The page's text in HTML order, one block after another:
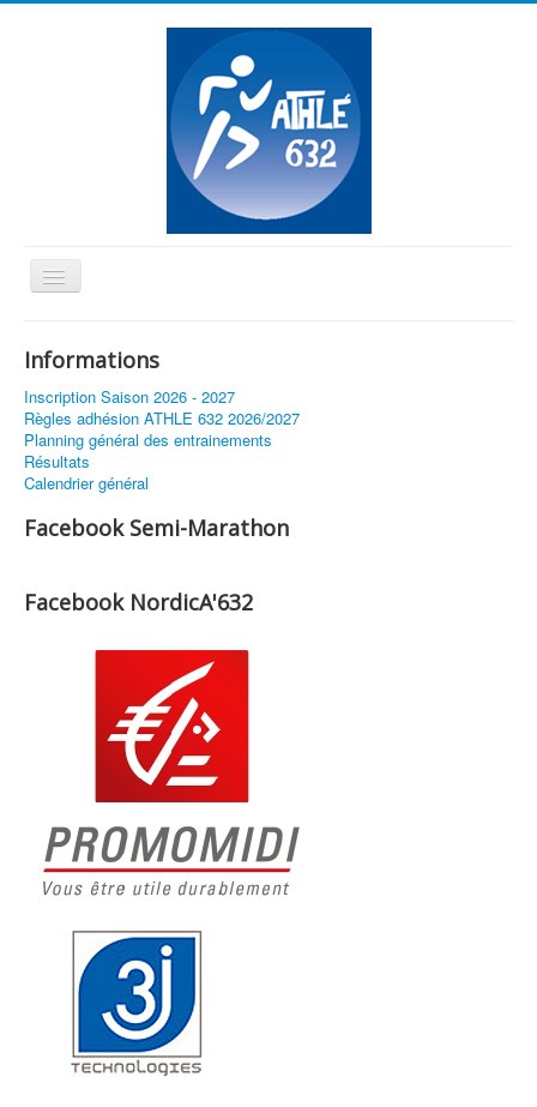
Basculer
la
Vous êtes ici :
Informations
Inscription Saison 2026 - 2027
Règles adhésion ATHLE 632 2026/2027
Planning général des entrainements
Résultats
Calendrier général
Facebook Semi-Marathon
Facebook NordicA'632